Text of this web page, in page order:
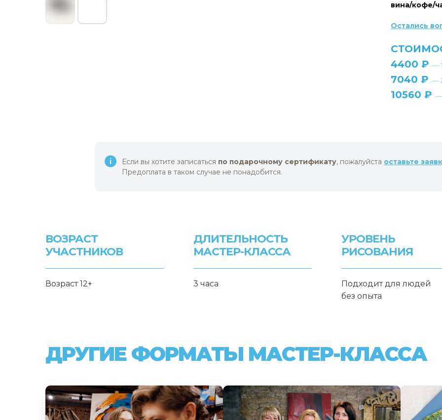
вина/кофе/
Остались
4400 ₽ —
7040 ₽ —
10560 ₽ —
Если вы хотите записаться по подарочному сертификату, пожалуйста оставьте
Предоплата в таком случае не понадобится.
ВОЗРАСТ
УЧАСТНИКОВ
Возраст 12+
ДЛИТЕЛЬНОСТЬ
МАСТЕР-КЛАССА
3 часа
УРОВЕНЬ
РИСОВАНИЯ
Подходит для людей
без опыта
ДРУГИЕ ФОРМАТЫ МАСТЕР-КЛАССА